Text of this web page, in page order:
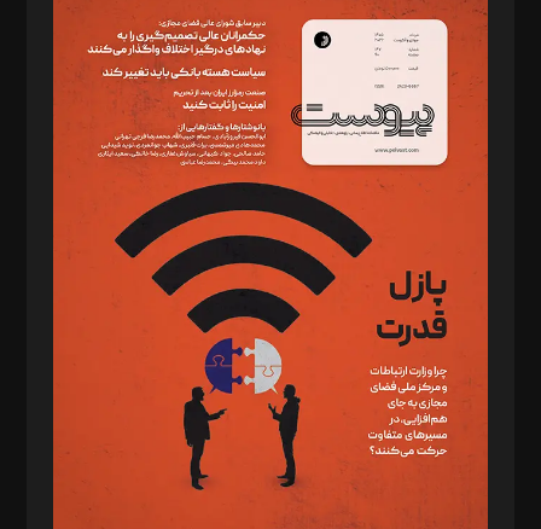
سردبیر: مهرک محمودی
دبیر تحریریه: میثم قاسمی
د‌بیر ناداستان: سمانه سمیع
د‌بیر خدمت و تجارت: ابوالفضل رجبی
د‌بیر حقوق فناوری: حسام‌الدین ایپکچی
د‌بیر پیوست جهان: مینا پاکدل
د‌بیر تحریریه آنلاین: بابک نقاش
تحریریه‌: مجتبی محمود‌ی، آرش برهمند، یسنا امان‌پور، سروش کرمیان،
مصطفی مسجدی آرانی، ابوالفضل رجبی، زهرا فکرانه، فائزه فتحی
رستمی،مصطفی باستان
ویرایش: نگار استاد‌‌آقا
طراح یونیفرم: مجید توکلی
فیلمبرداری و عکاسی: امیر شفیعی، مانی لطفی زاده
گرافیک و صفحه‌آرایی: سید‌سبحان‌علی ثابت
مد‌یر توسعه تجاری: کامبیز برید‌